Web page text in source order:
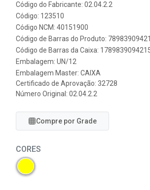
Código do Fabricante: 02.04.2.2
Código: 123510
Código NCM: 40151900
Código de Barras do Produto:
Código de Barras da Caixa:
Embalagem: UN/12
Embalagem Master: CAIXA
Certificado de Aprovação: 32728
Número Original: 02.04.2.2
Compre por Grade
CORES